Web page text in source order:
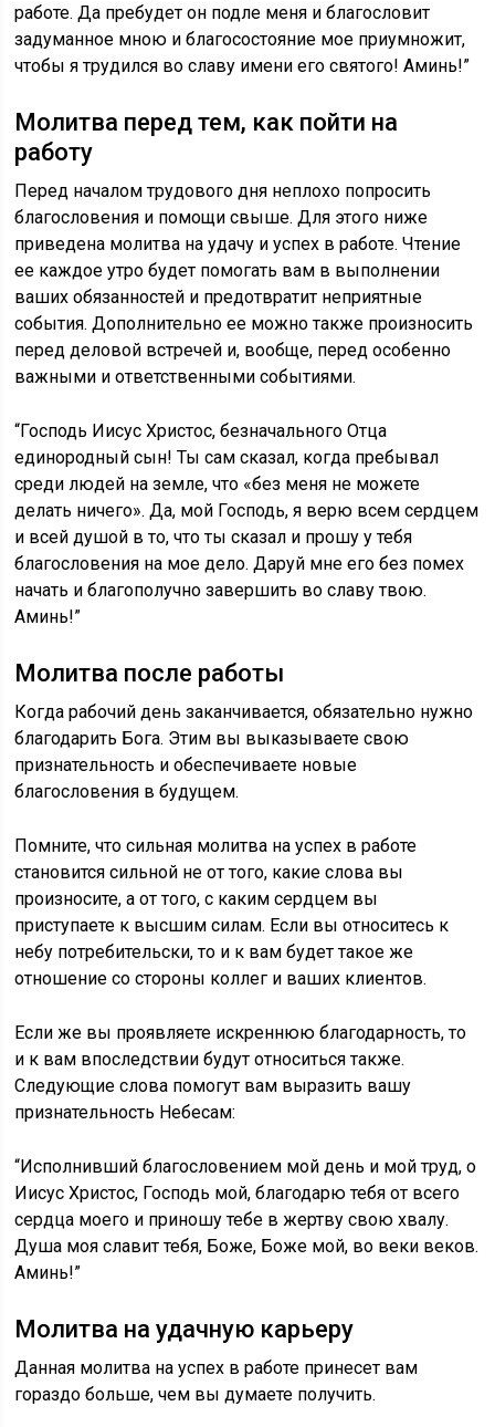
работе. Да пребудет он подле меня и благословит
задуманное мною и благосостояние мое приумножит,
чтобы я трудился во славу имени его святого! Аминь!”
Молитва перед тем, как пойти на
работу
Перед началом трудового дня неплохо попросить
благословения и помощи свыше. Для этого ниже
приведена молитва на удачу и успех в работе. Чтение
ее каждое утро будет помогать вам в выполнении
ваших обязанностей и предотвратит неприятные
события. Дополнительно ее можно также произносить
перед деловой встречей и, вообще, перед особенно
важными и ответственными событиями.
“Господь Иисус Христос, безначального Отца
единородный сын! Ты сам сказал, когда пребывал
среди людей на земле, что «без меня не можете
делать ничего». Да, мой Господь, я верю всем сердцем
и всей душой в то, что ты сказал и прошу у тебя
благословения на мое дело. Даруй мне его без помех
начать и благополучно завершить во славу твою.
Аминь!”
Молитва после работы
Когда рабочий день заканчивается, обязательно нужно
благодарить Бога. Этим вы выказываете свою
признательность и обеспечиваете новые
благословения в будущем.
Помните, что сильная молитва на успех в работе
становится сильной не от того, какие слова вы
произносите, а от того, с каким сердцем вы
приступаете к высшим силам. Если вы относитесь к
небу потребительски, то и к вам будет такое же
отношение со стороны коллег и ваших клиентов.
Если же вы проявляете искреннюю благодарность, то
и к вам впоследствии будут относиться также.
Следующие слова помогут вам выразить вашу
признательность Небесам:
“Исполнивший благословением мой день и мой труд, о
Иисус Христос, Господь мой, благодарю тебя от всего
сердца моего и приношу тебе в жертву свою хвалу.
Душа моя славит тебя, Боже, Боже мой, во веки веков.
Аминь!”
Молитва на удачную карьеру
Данная молитва на успех в работе принесет вам
гораздо больше, чем вы думаете получить.